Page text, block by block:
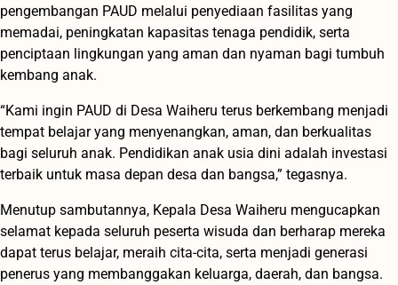
pengembangan PAUD melalui penyediaan fasilitas yang
memadai, peningkatan kapasitas tenaga pendidik, serta
penciptaan lingkungan yang aman dan nyaman bagi tumbuh
kembang anak.
“Kami ingin PAUD di Desa Waiheru terus berkembang menjadi
tempat belajar yang menyenangkan, aman, dan berkualitas
bagi seluruh anak. Pendidikan anak usia dini adalah investasi
terbaik untuk masa depan desa dan bangsa,” tegasnya.
Menutup sambutannya, Kepala Desa Waiheru mengucapkan
selamat kepada seluruh peserta wisuda dan berharap mereka
dapat terus belajar, meraih cita-cita, serta menjadi generasi
penerus yang membanggakan keluarga, daerah, dan bangsa.